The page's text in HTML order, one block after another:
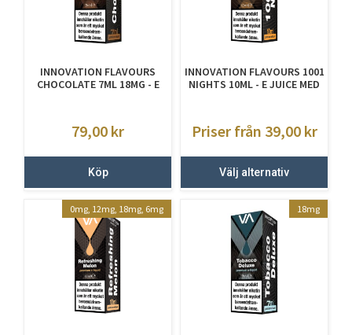
INNOVATION FLAVOURS
CHOCOLATE 7ML 18MG - E
79,00 kr
Köp
INNOVATION FLAVOURS 1001
NIGHTS 10ML - E JUICE MED
Priser från 39,00 kr
Välj alternativ
0mg, 12mg, 18mg, 6mg 18mg